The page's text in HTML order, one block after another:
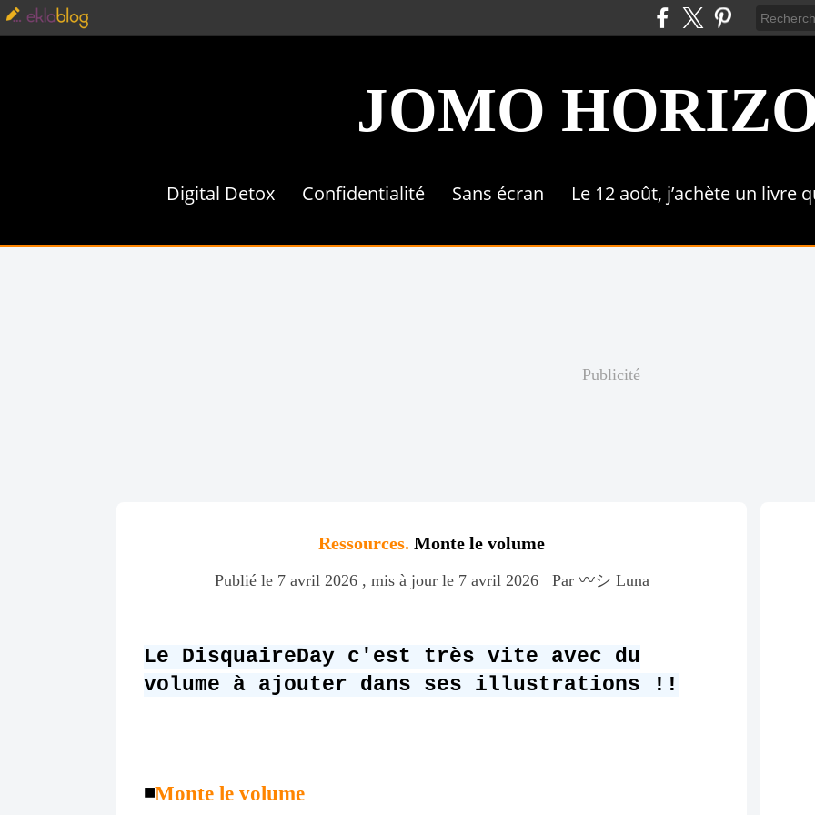
JOMO
Digital Detox Confidentialité Sans écran Le 12 août, j’achète un livre
Publicité
Ressources. Monte le volume
Publié le 7 avril 2026 , mis à jour le 7 avril 2026 Par 〰️シ Luna
Le DisquaireDay c'est très vite avec du
volume à ajouter dans ses illustrations !!
◾️Monte le volume